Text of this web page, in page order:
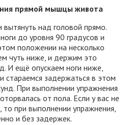
прямой мышцы живота
вытянуть над головой прямо.
до уровня 90 градусов и
положении на несколько
чуть ниже, и держим это
И ещё опускаем ноги ниже,
стараемся задержаться в этом
При выполнении упражнения
от пола. Если у вас не
то при выполнении упражнения,
и без задержек.